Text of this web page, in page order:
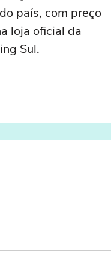
país, com preço
loja oficial da
Sul.